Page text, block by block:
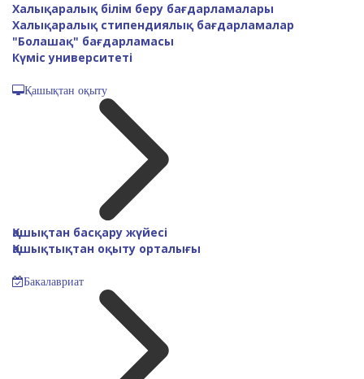
Халықаралық білім беру бағдарламалары
Халықаралық стипендиялық бағдарламалар
"Болашақ" бағдарламасы
Күміс университеті
Қашықтан оқыту
Қашықтан басқару жүйесі
Қашықтықтан оқыту орталығы
Бакалавриат